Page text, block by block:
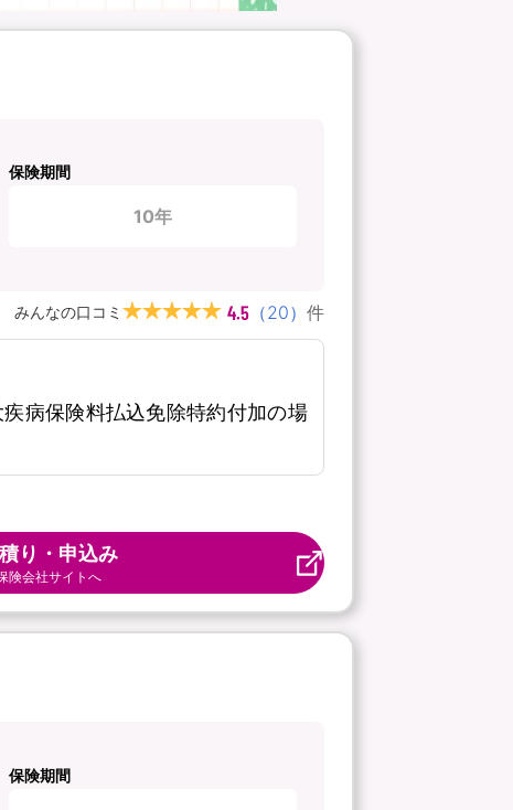
保険期間
10年
みんなの口コミ 4.5 （20） 件
病保険料払込免除特約付加の場
り・申込み
険会社サイトへ
保険期間